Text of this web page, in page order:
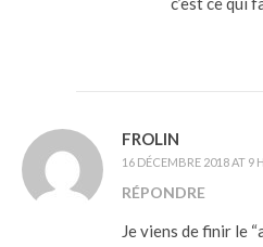
FROLIN
16 DÉCEMBRE 2018 AT 9
RÉPONDRE
Je viens de finir le